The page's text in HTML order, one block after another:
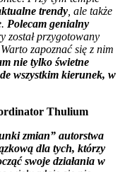
trendy, ale także
Polecam genialny
został przygotowany
zapoznać się z nim
nie tylko świetne
wszystkim kierunek, w
Thulium
zmian” autorstwa
dla tych, którzy
swoje działania w